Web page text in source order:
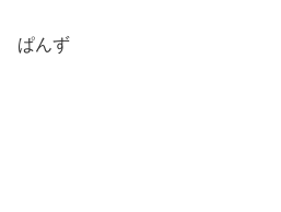
ぱんず